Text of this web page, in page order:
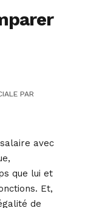
PAR
avec
que lui et
Et,
de